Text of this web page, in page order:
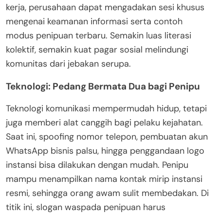
kerja, perusahaan dapat mengadakan sesi khusus
mengenai keamanan informasi serta contoh
modus penipuan terbaru. Semakin luas literasi
kolektif, semakin kuat pagar sosial melindungi
komunitas dari jebakan serupa.
Teknologi: Pedang Bermata Dua bagi Penipu
Teknologi komunikasi mempermudah hidup, tetapi
juga memberi alat canggih bagi pelaku kejahatan.
Saat ini, spoofing nomor telepon, pembuatan akun
WhatsApp bisnis palsu, hingga penggandaan logo
instansi bisa dilakukan dengan mudah. Penipu
mampu menampilkan nama kontak mirip instansi
resmi, sehingga orang awam sulit membedakan. Di
titik ini, slogan waspada penipuan harus